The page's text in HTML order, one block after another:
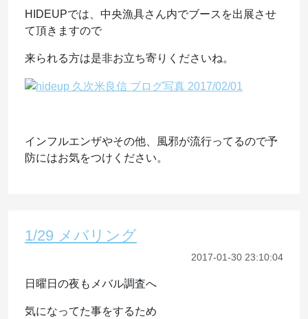
HIDEUPでは、中央漁具さん内でブースを出展させ
て頂きますので
来られる方は是非お立ち寄りくださいね。
インフルエンザやその他、風邪が流行ってるので予
防にはお気をつけください。
1/29 メバリング
2017-01-30 23:10:04
日曜日の夜もメバル調査へ
気になってた事をするため